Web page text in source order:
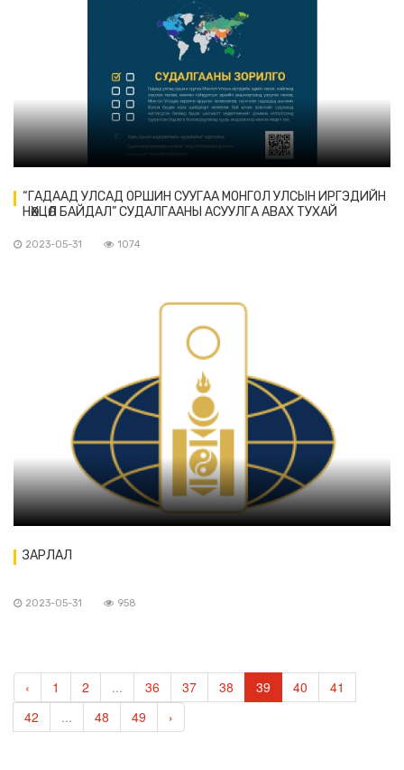
“ГАДААД УЛСАД ОРШИН СУУГАА МОНГОЛ УЛСЫН ИРГЭДИЙН
НӨХЦӨЛ БАЙДАЛ” СУДАЛГААНЫ АСУУЛГА АВАХ ТУХАЙ
2023-05-31 1074
ЗАРЛАЛ
2023-05-31 958
‹ 1 2 ... 36 37 38 39 40
41
42
... 48 49 ›